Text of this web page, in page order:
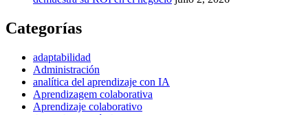
Categorías
adaptabilidad
Administración
analítica del aprendizaje con IA
Aprendizagem colaborativa
Aprendizaje colaborativo